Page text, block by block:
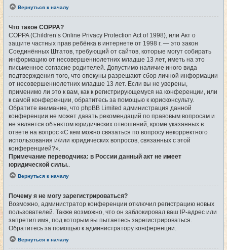
Вернуться к началу
Что такое COPPA?
COPPA (Children’s Online Privacy Protection Act of 1998), или Акт о
защите частных прав ребёнка в интернете от 1998 г. — это закон
Соединённых Штатов, требующий от сайтов, которые могут собирать
информацию от несовершеннолетних младше 13 лет, иметь на это
письменное согласие родителей. Допустимо наличие иного вида
подтверждения того, что опекуны разрешают сбор личной информации
от несовершеннолетних младше 13 лет. Если вы не уверены,
применимо ли это к вам, как к регистрирующемуся на конференции, или
к самой конференции, обратитесь за помощью к юрисконсульту.
Обратите внимание, что phpBB Limited администрация данной
конференции не может давать рекомендаций по правовым вопросам и
не является объектом юридических отношений, кроме указанных в
ответе на вопрос «С кем можно связаться по вопросу некорректного
использования и/или юридических вопросов, связанных с этой
конференцией?».
Примечание переводчика: в России данный акт не имеет
юридической силы.
Вернуться к началу
Почему я не могу зарегистрироваться?
Возможно, администратор конференции отключил регистрацию новых
пользователей. Также возможно, что он заблокировал ваш IP-адрес или
запретил имя, под которым вы пытаетесь зарегистрироваться.
Обратитесь за помощью к администратору конференции.
Вернуться к началу